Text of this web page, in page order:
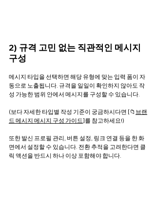
2) 규격 고민 없는 직관적인 메시지
구성
메시지 타입을 선택하면 해당 유형에 맞는 입력 폼이 자
동으로 노출됩니다. 규격을 일일이 확인하지 않아도 작
성 가능한 범위 안에서 메시지를 구성할 수 있습니다.
(보다 자세한 타입별 작성 기준이 궁금하시다면 [📁 브랜
드 메시지 메시지 구성 가이드]를 참고하세요!)
또한 발신 프로필 관리, 버튼 설정, 링크 연결 등을 한 화
면에서 설정할 수 있습니다. 전환 추적을 고려한다면 클
릭 액션을 반드시 하나 이상 포함해야 합니다.